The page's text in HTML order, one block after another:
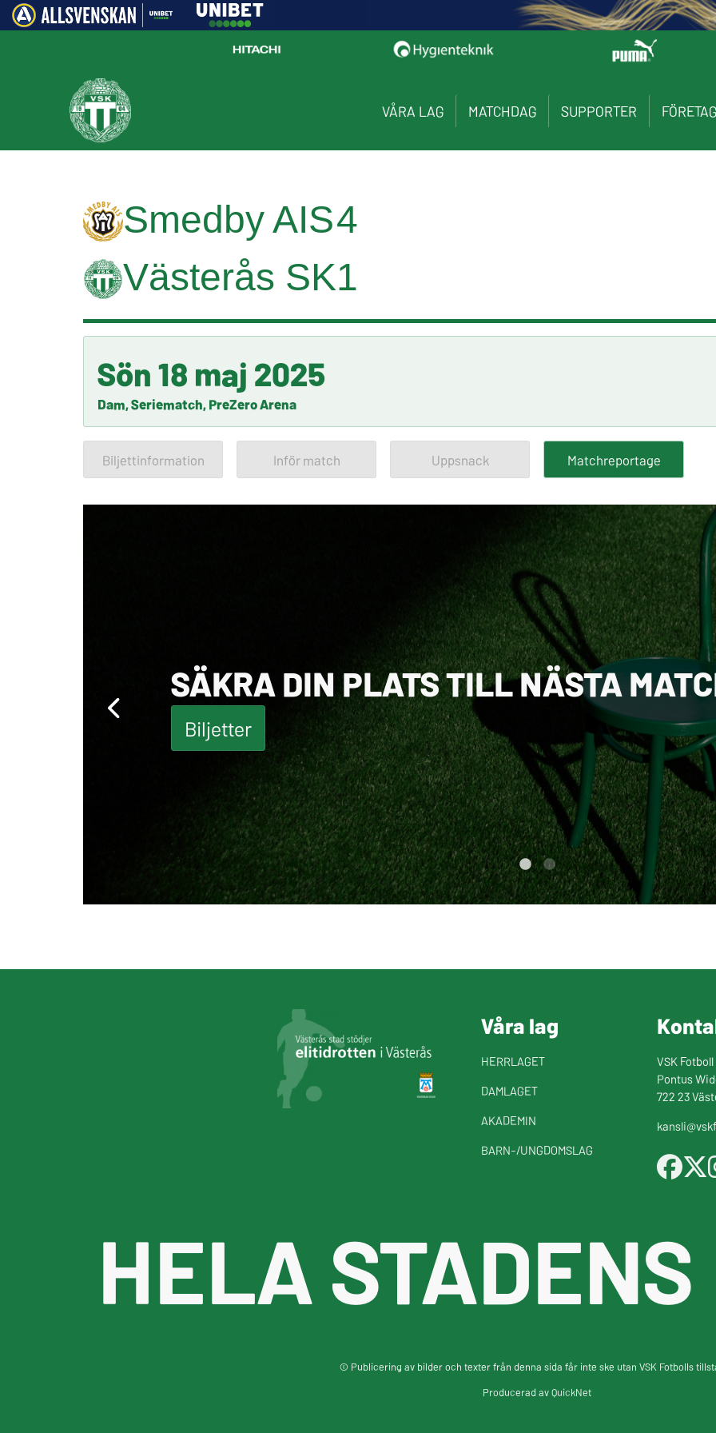
VÅRA LAG MATCHDAG SUPPORTER FÖRETAG
Smedby AIS4
Västerås SK1
Sön 18 maj 2025
Dam, Seriematch, PreZero Arena
Biljettinformation Inför match Uppsnack Matchreportage
SÄKRA DIN PLATS TILL NÄSTA
Biljetter
Våra lag
HERRLAGET
DAMLAGET
AKADEMIN
BARN-/UNGDOMSLAG
VSK Fotboll
Pontus
722 23
HELA
© Publicering av bilder och texter från denna sida får inte ske utan VSK Fotbolls
Producerad avQuickNet